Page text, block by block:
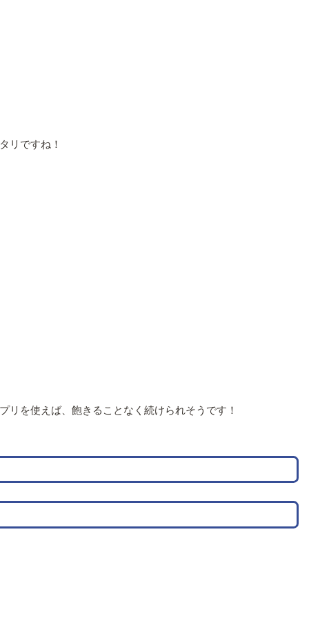
リですね！
を使えば、飽きることなく続けられそうです！